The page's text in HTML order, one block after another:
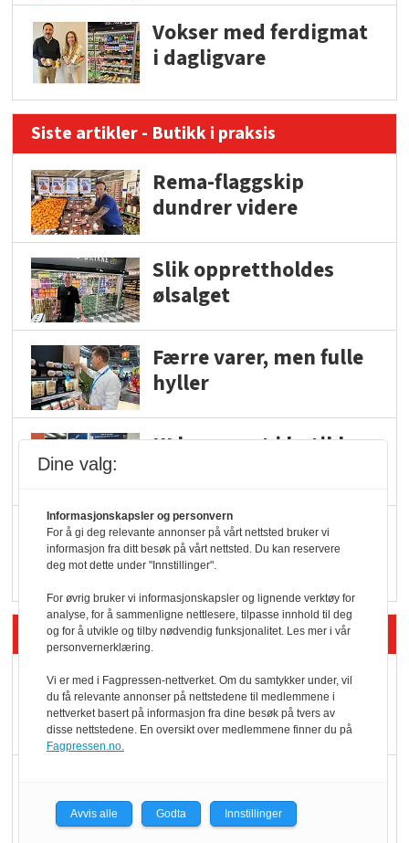
Vokser med ferdigmat
i dagligvare
Siste artikler - Butikk i praksis
Rema-flaggskip
dundrer videre
Slik opprettholdes
ølsalget
Færre varer, men fulle
hyller
KI lager mat i butikken
Q passerte 1 milliard i
Rema i 2025
Siste artikler - Økologisk
Kolonihagens norske
yoghurt: Trues av
melkemangel
Økologisk Norge sin
hederspris
Dine valg:
Informasjonskapsler og personvern
For å gi deg relevante annonser på vårt nettsted bruker vi
informasjon fra ditt besøk på vårt nettsted. Du kan reservere
deg mot dette under "Innstillinger".
For øvrig bruker vi informasjonskapsler og lignende verktøy for
analyse, for å sammenligne nettlesere, tilpasse innhold til deg
og for å utvikle og tilby nødvendig funksjonalitet. Les mer i vår
personvernerklæring.
Vi er med i Fagpressen-nettverket. Om du samtykker under, vil
du få relevante annonser på nettstedene til medlemmene i
nettverket basert på informasjon fra dine besøk på tvers av
disse nettstedene. En oversikt over medlemmene finner du på
Fagpressen.no.
Avvis alle Godta Innstillinger